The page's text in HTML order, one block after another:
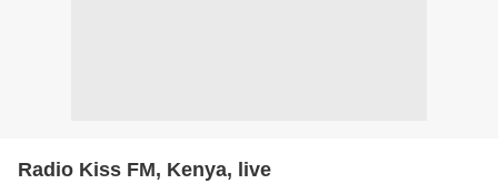
Radio Kiss FM, Kenya, live